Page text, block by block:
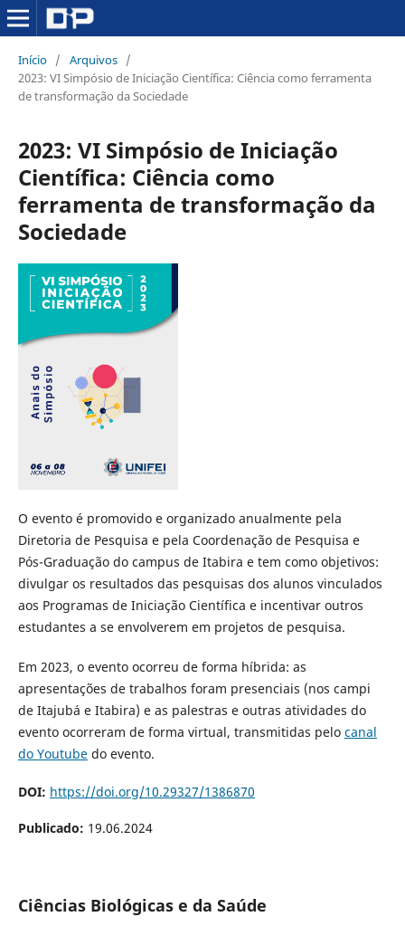
Início / Arquivos /
2023: VI Simpósio de Iniciação Científica: Ciência como ferramenta
de transformação da Sociedade
2023: VI Simpósio de Iniciação
Científica: Ciência como
ferramenta de transformação da
Sociedade
O evento é promovido e organizado anualmente pela
Diretoria de Pesquisa e pela Coordenação de Pesquisa e
Pós-Graduação do campus de Itabira e tem como objetivos:
divulgar os resultados das pesquisas dos alunos vinculados
aos Programas de Iniciação Científica e incentivar outros
estudantes a se envolverem em projetos de pesquisa.
Em 2023, o evento ocorreu de forma híbrida: as
apresentações de trabalhos foram presenciais (nos campi
de Itajubá e Itabira) e as palestras e outras atividades do
evento ocorreram de forma virtual, transmitidas pelo canal
do Youtubedo evento.
DOI: https://doi.org/10.29327/1386870
Publicado: 19.06.2024
Ciências Biológicas e da Saúde